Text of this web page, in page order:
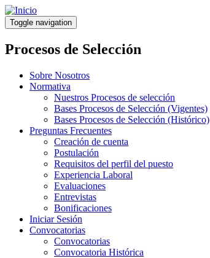
Pasar
al
contenido
principal
Toggle navigation
Procesos de Selección
Sobre Nosotros
Normativa
Nuestros Procesos de selección
Bases Procesos de Selección (Vigentes)
Bases Procesos de Selección (Histórico)
Preguntas Frecuentes
Creación de cuenta
Postulación
Requisitos del perfil del puesto
Experiencia Laboral
Evaluaciones
Entrevistas
Bonificaciones
Iniciar Sesión
Convocatorias
Convocatorias
Convocatoria Histórica